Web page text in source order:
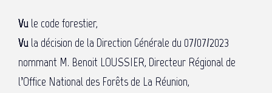
Vu le code forestier,
Vu la décision de la Direction Générale du 07/07/2023
nommant M. Benoit LOUSSIER, Directeur Régional de
l’Office National des Forêts de La Réunion,